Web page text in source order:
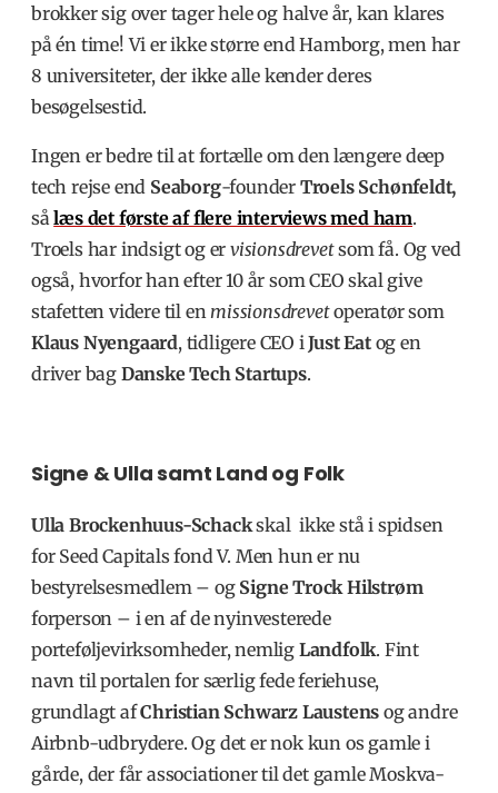
brokker sig over tager hele og halve år, kan klares
på én time! Vi er ikke større end Hamborg, men har
8 universiteter, der ikke alle kender deres
besøgelsestid.
Ingen er bedre til at fortælle om den længere deep
tech rejse end Seaborg-founder Troels Schønfeldt,
sålæs det første af flere interviews med ham.
Troels har indsigt og ervisionsdrevetsom få. Og ved
også, hvorfor han efter 10 år som CEO skal give
stafetten videre til enmissionsdrevetoperatør som
Klaus Nyengaard, tidligere CEO iJust Eat og en
driver bag Danske Tech Startups.
Signe & Ulla samt Land og Folk
Ulla Brockenhuus-Schackskal ikke stå i spidsen
for Seed Capitals fond V. Men hun er nu
bestyrelsesmedlem – og Signe Trock Hilstrøm
forperson – i en af de nyinvesterede
porteføljevirksomheder, nemlig Landfolk. Fint
navn til portalen for særlig fede feriehuse,
grundlagt afChristian Schwarz Laustens og andre
Airbnb-udbrydere. Og det er nok kun os gamle i
gårde, der får associationer til det gamle Moskva-